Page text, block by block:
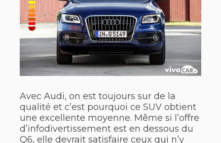
Avec Audi, on est toujours sur de la
qualité et c’est pourquoi ce SUV obtient
une excellente moyenne. Même si l’offre
d’infodivertissement est en dessous du
Q6, elle devrait satisfaire ceux qui n’y